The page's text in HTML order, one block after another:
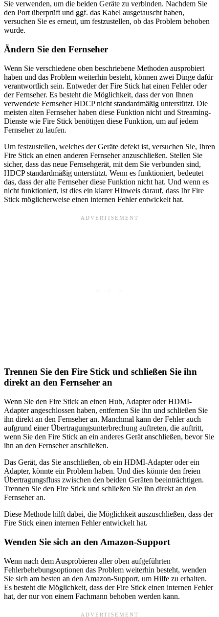
Sie verwenden, um die beiden Geräte zu verbinden. Nachdem Sie
den Port überprüft und ggf. das Kabel ausgetauscht haben,
versuchen Sie es erneut, um festzustellen, ob das Problem behoben
wurde.
Ändern Sie den Fernseher
Wenn Sie verschiedene oben beschriebene Methoden ausprobiert
haben und das Problem weiterhin besteht, können zwei Dinge dafür
verantwortlich sein. Entweder der Fire Stick hat einen Fehler oder
der Fernseher. Es besteht die Möglichkeit, dass der von Ihnen
verwendete Fernseher HDCP nicht standardmäßig unterstützt. Die
meisten alten Fernseher haben diese Funktion nicht und Streaming-
Dienste wie Fire Stick benötigen diese Funktion, um auf jedem
Fernseher zu laufen.
Um festzustellen, welches der Geräte defekt ist, versuchen Sie, Ihren
Fire Stick an einen anderen Fernseher anzuschließen. Stellen Sie
sicher, dass das neue Fernsehgerät, mit dem Sie verbunden sind,
HDCP standardmäßig unterstützt. Wenn es funktioniert, bedeutet
das, dass der alte Fernseher diese Funktion nicht hat. Und wenn es
nicht funktioniert, ist dies ein klarer Hinweis darauf, dass Ihr Fire
Stick möglicherweise einen internen Fehler entwickelt hat.
Trennen Sie den Fire Stick und schließen Sie ihn
direkt an den Fernseher an
Wenn Sie den Fire Stick an einen Hub, Adapter oder HDMI-
Adapter angeschlossen haben, entfernen Sie ihn und schließen Sie
ihn direkt an den Fernseher an. Manchmal kann der Fehler auch
aufgrund einer Übertragungsunterbrechung auftreten, die auftritt,
wenn Sie den Fire Stick an ein anderes Gerät anschließen, bevor Sie
ihn an den Fernseher anschließen.
Das Gerät, das Sie anschließen, ob ein HDMI-Adapter oder ein
Adapter, könnte ein Problem haben. Und dies könnte den freien
Übertragungsfluss zwischen den beiden Geräten beeinträchtigen.
Trennen Sie den Fire Stick und schließen Sie ihn direkt an den
Fernseher an.
Diese Methode hilft dabei, die Möglichkeit auszuschließen, dass der
Fire Stick einen internen Fehler entwickelt hat.
Wenden Sie sich an den Amazon-Support
Wenn nach dem Ausprobieren aller oben aufgeführten
Fehlerbehebungsoptionen das Problem weiterhin besteht, wenden
Sie sich am besten an den Amazon-Support, um Hilfe zu erhalten.
Es besteht die Möglichkeit, dass der Fire Stick einen internen Fehler
hat, der nur von einem Fachmann behoben werden kann.